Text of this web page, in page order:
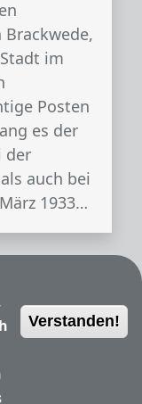
im
Posten
es der
der
auch bei
1933…
Verstanden!